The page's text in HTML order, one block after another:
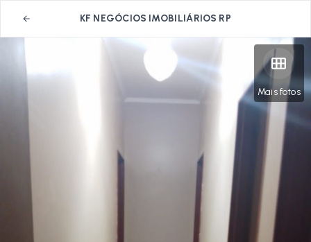
KF NEGÓCIOS IMOBILIÁRIOS RP
Mais fotos